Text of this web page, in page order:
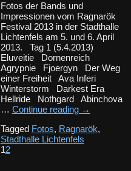
Fotos der Bands und
Impressionen vom Ragnarök
Festival 2013 in der Stadthalle
Lichtenfels am 5. und 6. April
2013. Tag 1 (5.4.2013)
Eluveitie Dornenreich
Agrypnie Fjoergyn Der Weg
einer Freiheit Ava Inferi
Winterstorm Darkest Era
Hellride Nothgard Abinchova
… Continue reading →
Tagged Fotos, Ragnarök,
Stadthalle Lichtenfels
12